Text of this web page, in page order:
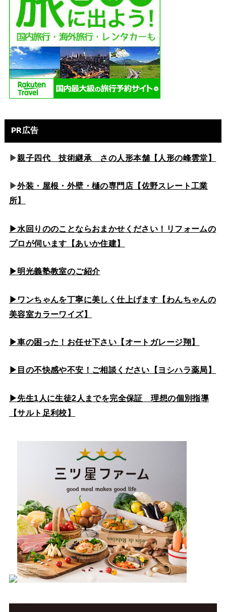
PR広告
▶親子四代 技術継承 さの人形本舗【人形の峰雲堂】
▶外装・屋根・外壁・樋の専門店【佐野スレート工業
所】
▶水回りののことならおまかせください！リフォームの
プロが伺います【あいか住建】
▶明光義塾教室のご紹介
▶ワンちゃんを丁寧に美しく仕上げます【わんちゃんの
美容室カラーワイズ】
▶車の困った！お任せ下さい【オートガレージ翔】
▶目の不快感や不安！ご相談ください【ヨシハラ薬局】
▶先生1人に生徒2人までを完全保証 理想の個別指導
【サルト足利校】